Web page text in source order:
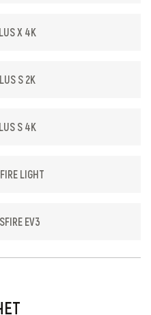
X 4K
S 2K
S 4K
LIGHT
EV3